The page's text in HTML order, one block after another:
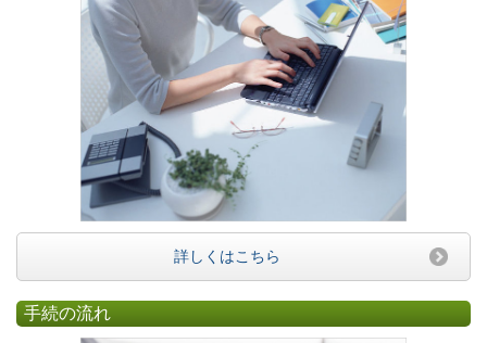
詳しくはこちら
手続の流れ